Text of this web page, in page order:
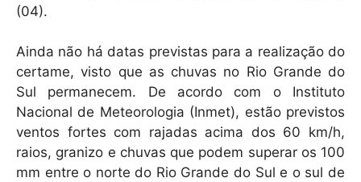
(04).
Ainda não há datas previstas para a realização do
certame, visto que as chuvas no Rio Grande do
Sul permanecem. De acordo com o Instituto
Nacional de Meteorologia (Inmet), estão previstos
ventos fortes com rajadas acima dos 60 km/h,
raios, granizo e chuvas que podem superar os 100
mm entre o norte do Rio Grande do Sul e o sul de